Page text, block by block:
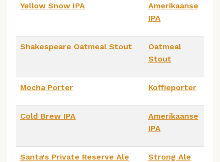
Yellow Snow IPA
Amerikaanse
IPA
Shakespeare Oatmeal Stout
Oatmeal
Stout
Mocha Porter Koffieporter
Cold Brew IPA
Amerikaanse
IPA
Santa's Private Reserve Ale
Strong Ale